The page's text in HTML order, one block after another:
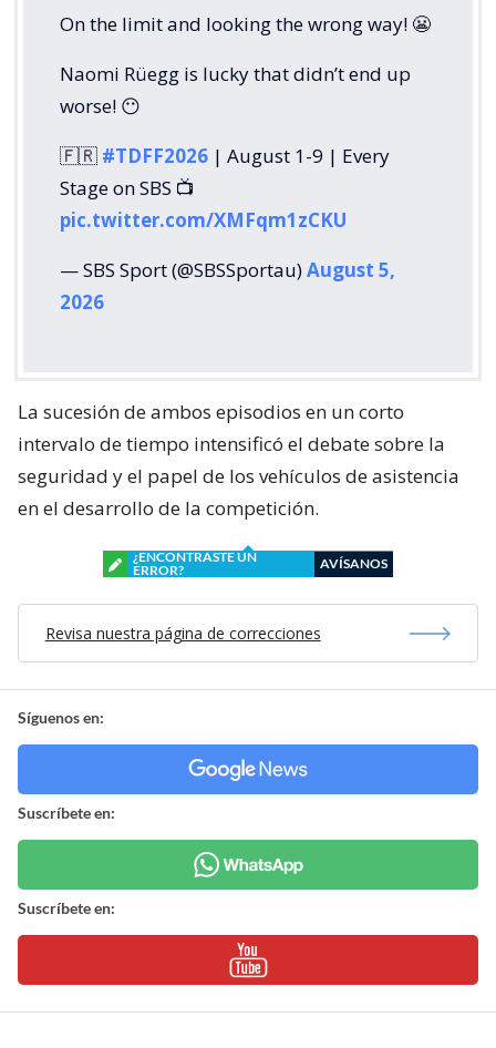
On the limit and looking the wrong way! 😬
Naomi Rüegg is lucky that didn’t end up
worse! 😶
🇫🇷 #TDFF2026 | August 1-9 | Every
Stage on SBS 📺
pic.twitter.com/XMFqm1zCKU
— SBS Sport (@SBSSportau)August 5,
2026
La sucesión de ambos episodios en un corto
intervalo de tiempo intensificó el debate sobre la
seguridad y el papel de los vehículos de asistencia
en el desarrollo de la competición.
¿ENCONTRASTE UN
ERROR?
AVÍSANOS
Revisa nuestra página de correcciones
Síguenos en:
Suscríbete en:
Suscríbete en: